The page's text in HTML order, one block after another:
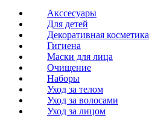
Акссесуары
Для детей
Декоративная косметика
Гигиена
Маски для лица
Очищение
Наборы
Уход за телом
Уход за волосами
Уход за лицом